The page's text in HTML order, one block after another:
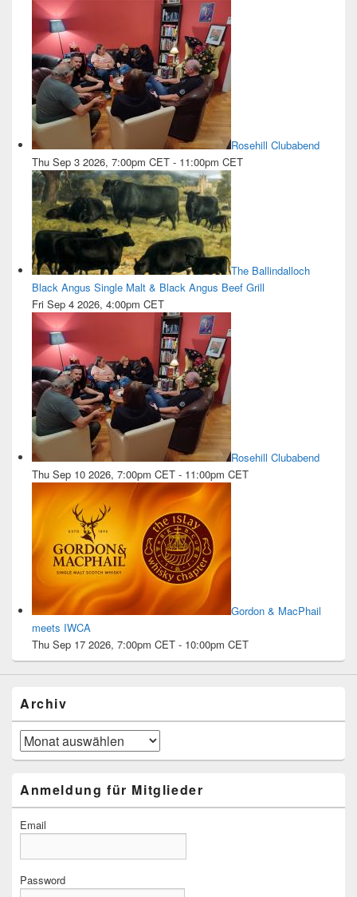
Rosehill Clubabend
Thu Sep 3 2026, 7:00pm CET - 11:00pm CET
The Ballindalloch
Black Angus Single Malt & Black Angus Beef Grill
Fri Sep 4 2026, 4:00pm CET
Rosehill Clubabend
Thu Sep 10 2026, 7:00pm CET - 11:00pm CET
Gordon & MacPhail
meets IWCA
Thu Sep 17 2026, 7:00pm CET - 10:00pm CET
Archiv
Archiv
Anmeldung für Mitglieder
Email
Password